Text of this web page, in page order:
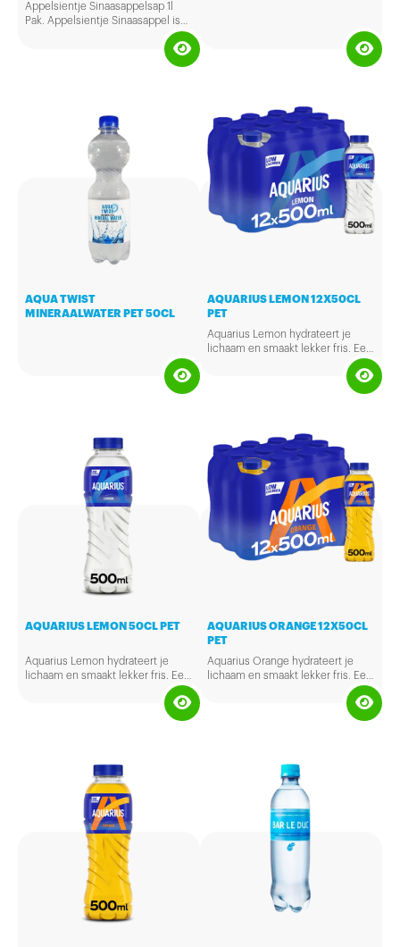
Appelsientje Sinaasappelsap 1l
Pak. Appelsientje Sinaasappel is
100% puur sap van de lekkerste
AQUA TWIST
MINERAALWATER PET 50CL
AQUARIUS LEMON 12X50CL
PET
Aquarius Lemon hydrateert je
lichaam en smaakt lekker fris. Een
verkwikkende dorstlesser met
vitamine B6 en citroensmaak.
AQUARIUS LEMON 50CL PET
Aquarius Lemon hydrateert je
lichaam en smaakt lekker fris. Een
verkwikkende dorstlesser met
vitamine B6 en citroensmaak .
AQUARIUS ORANGE 12X50CL
PET
Aquarius Orange hydrateert je
lichaam en smaakt lekker fris. Een
verkwikkende dorstlesser met